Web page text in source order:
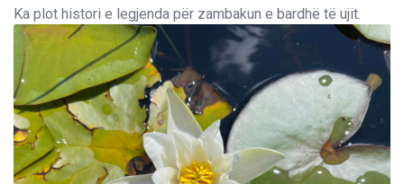
Ka plot histori e legjenda për zambakun e bardhë të ujit.